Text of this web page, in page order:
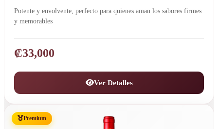
Potente y envolvente, perfecto para quienes aman los sabores firmes
y memorables
₡33,000
Ver Detalles
Premium